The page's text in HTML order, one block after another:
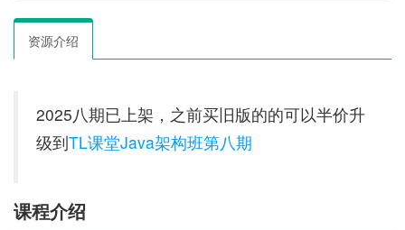
资源介绍
2025八期已上架，之前买旧版的的可以半价升
级到TL课堂Java架构班第八期
课程介绍